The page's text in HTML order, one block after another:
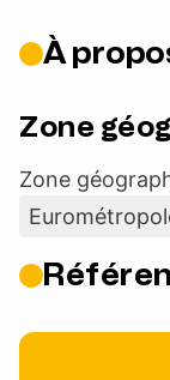
À
Zone
Zone